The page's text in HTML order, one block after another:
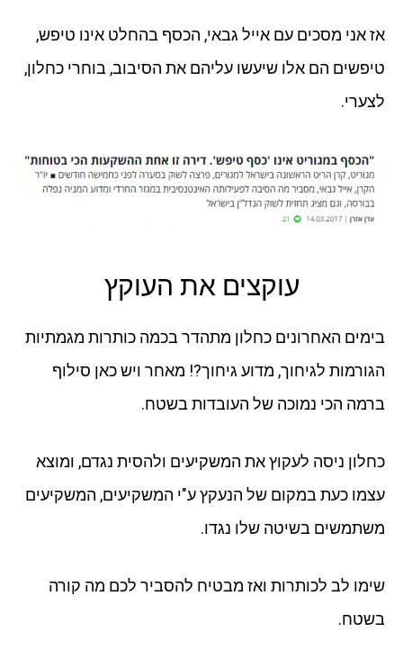
אז אני מסכים עם אייל גבאי, הכסף בהחלט אינו טיפש,
טיפשים הם אלו שיעשו עליהם את הסיבוב, בוחרי כחלון,
לצערי.
עוקצים את העוקץ
בימים האחרונים כחלון מתהדר בכמה כותרות מגמתיות
הגורמות לגיחוך, מדוע גיחוך?! מאחר ויש כאן סילוף
ברמה הכי נמוכה של העובדות בשטח.
כחלון ניסה לעקוץ את המשקיעים ולהסית נגדם, ומוצא
עצמו כעת במקום של הנעקץ ע"י המשקיעים, המשקיעים
משתמשים בשיטה שלו נגדו.
שימו לב לכותרות ואז מבטיח להסביר לכם מה קורה
בשטח.